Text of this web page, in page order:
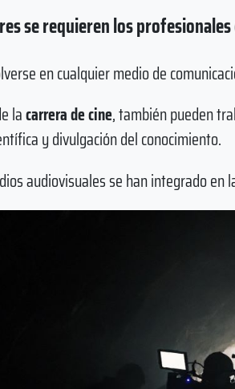
se requieren los
en cualquier medio de
lacarrera de cine, también pueden
y divulgación del conocimiento.
audiovisuales se han integrado